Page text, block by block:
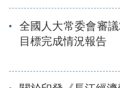
全國人大常委會審
目標完成情況報告